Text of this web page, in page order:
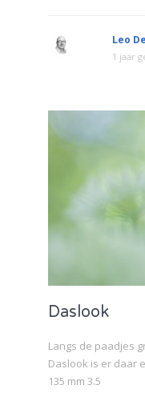
Leo
1 jaar
Daslook
Langs de paadjes
Daslook is er daar
135 mm 3.5